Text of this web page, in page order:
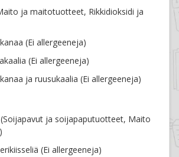
ja maitotuotteet, Rikkidioksidi ja
(Ei allergeeneja)
(Ei allergeeneja)
ja ruusukaalia (Ei allergeeneja)
ja soijapaputuotteet, Maito
(Ei allergeeneja)
toiminnasta on meille ensiarvoisen
hyödyllinen ravintolalle, ja se auttaa myös
Naantalin parhaat ruokapaikat.
Palautteesi on arvokasta